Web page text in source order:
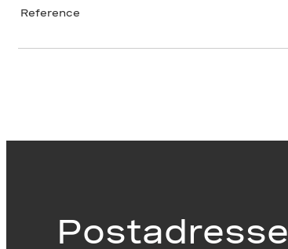
Reference
Postadresse